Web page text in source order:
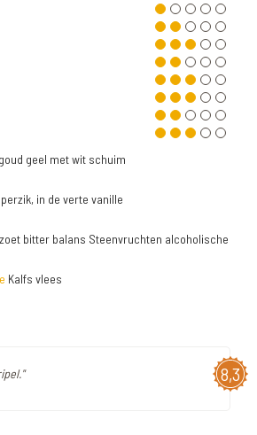
geel met wit schuim
in de verte vanille
bitter balans Steenvruchten alcoholische
Kalfs vlees
8,3